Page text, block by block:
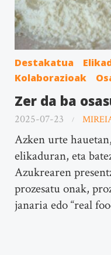
Destakatua
Kolaborazioak
Zer da ba
2025-07-23
Azken urte
elikaduran, eta
Azukrearen
prozesatu onak,
janaria edo “real